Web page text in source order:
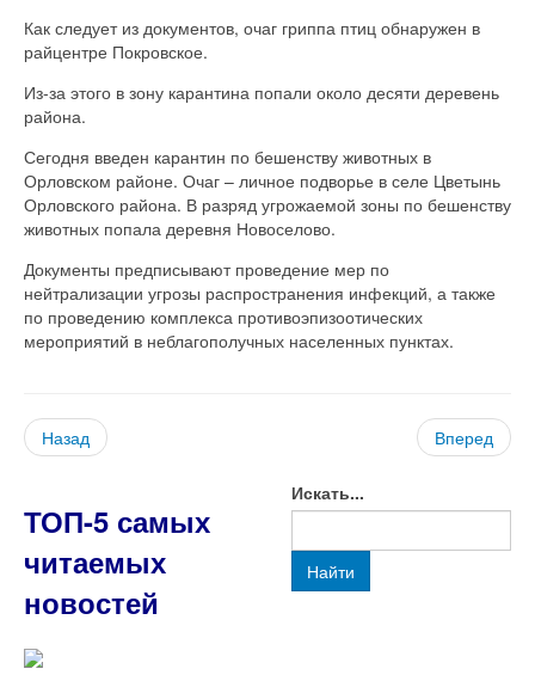
Как следует из документов, очаг гриппа птиц обнаружен в
райцентре Покровское.
Из-за этого в зону карантина попали около десяти деревень
района.
Сегодня введен карантин по бешенству животных в
Орловском районе. Очаг – личное подворье в селе Цветынь
Орловского района. В разряд угрожаемой зоны по бешенству
животных попала деревня Новоселово.
Документы предписывают проведение мер по
нейтрализации угрозы распространения инфекций, а также
по проведению комплекса противоэпизоотических
мероприятий в неблагополучных населенных пунктах.
Назад Вперед
ТОП-5 самых
читаемых
новостей
Искать...
Найти